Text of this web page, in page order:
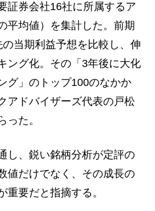
証券会社16社に所属するア
平均値）を集計した。前期
当期利益予想を比較し、伸
ング化。その「3年後に大化
グ」のトップ100のなかか
アドバイザーズ代表の戸松
った。
し、鋭い銘柄分析が定評の
値だけでなく、その成長の
重要だと指摘する。